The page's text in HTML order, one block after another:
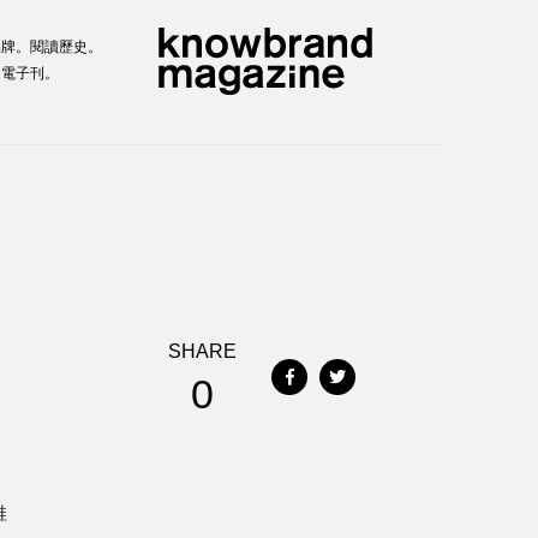
。閱讀歷史。
子刊。
SHARE
0